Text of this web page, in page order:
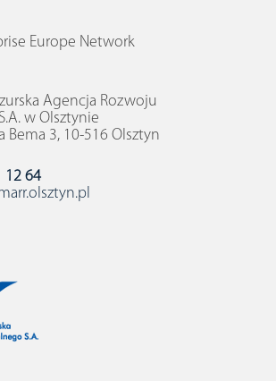
Europe Network
Agencja Rozwoju
w Olsztynie
Bema 3, 10-516 Olsztyn
12 64